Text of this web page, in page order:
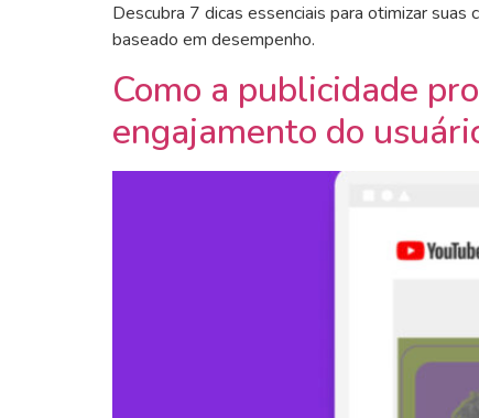
Descubra 7 dicas essenciais para otimizar
baseado em desempenho.
Como a publicidade
engajamento do